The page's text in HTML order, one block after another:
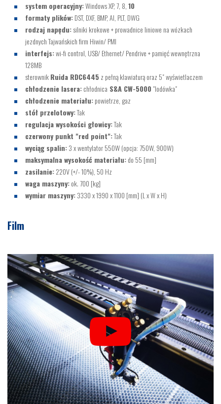
system operacyjny:Windows XP, 7, 8,10
formaty plików:DST, DXF, BMP, AI, PLT, DWG
rodzaj napędu:silniki krokowe + prowadnice liniowe na wózkach
jezdnych Tajwańskich firm Hiwin/ PMI
interfejs:wi-fi control, USB/ Ethernet/ Pendrive + pamięć wewnętrzna
128MB
sterownikRuida RDC6445 z pełną klawiaturą oraz 5" wyświetlaczem
chłodzenie lasera:chłodnica S&A CW-5000 "lodówka"
chłodzenie materiału:powietrze, gaz
stół przelotowy:Tak
regulacja wysokości głowicy:Tak
czerwony punkt "red point":Tak
wyciąg spalin:3 x wentylator 550W (opcja: 750W, 900W)
maksymalna wysokość materiału:do 55 [mm]
zasilanie:220V (+/- 10%), 50 Hz
waga maszyny:ok. 700 [kg]
wymiar maszyny:3330 x 1990 x 1100 [mm] (L x W x H)
Film